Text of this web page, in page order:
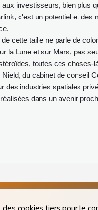
cookies tiers pour le
investisseurs, bien plus
c'est un potentiel et
cette taille ne parle de
la Lune et sur Mars, pas
toutes ces
du cabinet de conseil
des industries spatiales
dans un avenir